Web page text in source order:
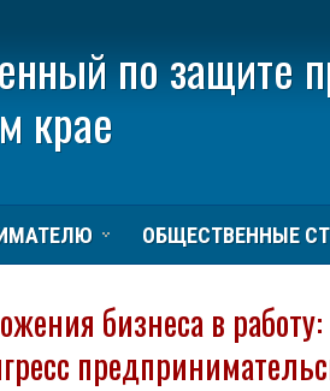
по защите
крае
ОБЩЕСТВЕННЫЕ
бизнеса в